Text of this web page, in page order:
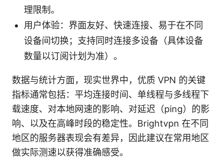
理限制。
用户体验：界面友好、快速连接、易于在不同
设备间切换；支持同时连接多设备（具体设备
数量以订阅计划为准）。
数据与统计方面，现实世界中，优质 VPN 的关键
指标通常包括：平均连接时间、单线程与多线程下
载速度、对本地网速的影响、对延迟（ping）的影
响、以及在高峰时段的稳定性。Brightvpn 在不同
地区的服务器表现会有差异，因此建议在常用地区
做实际测速以获得准确感受。